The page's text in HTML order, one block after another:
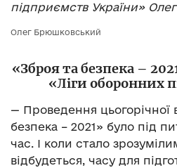
підприємств України»
Олег Брюшковський
«Зброя та безпека –
«Ліги оборонних
— Проведення цьогорічної
безпека – 2021» було під
час. І коли стало
відбудеться, часу для